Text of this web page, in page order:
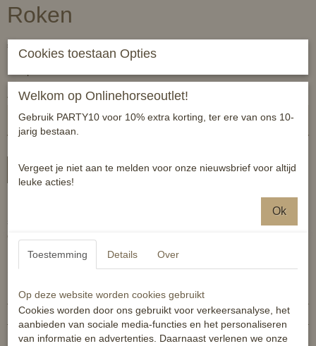
Roken
€ 11,95 (inclusief btw 21%)
Aantal
In winkelwagen
Kunststof bordje met vrolijke opdruk. Grappige bordjes met een
serieuze ondertoon. Hang hem aan de muur, bij de stal, of waar
dan ook en breng een lach op een ieders gezicht.
Specificaties
Productcode 8720574869668
EAN code 8720574869668
Reacties
Cookies toestaan Opties
Welkom op Onlinehorseoutlet!
Gebruik PARTY10 voor 10% extra korting, ter ere van ons 10-
jarig bestaan.
Vergeet je niet aan te melden voor onze nieuwsbrief voor altijd
leuke acties!
Ok
Toestemming Details Over
Op deze website worden cookies gebruikt
Cookies worden door ons gebruikt voor verkeersanalyse, het
aanbieden van sociale media-functies en het personaliseren
van informatie en advertenties. Daarnaast verlenen we onze